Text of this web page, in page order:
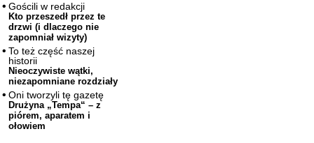
Gościli w redakcji
Kto przeszedł przez te
drzwi (i dlaczego nie
zapomniał wizyty)
To też część naszej
historii
Nieoczywiste wątki,
niezapomniane rozdziały
Oni tworzyli tę gazetę
Drużyna „Tempa“ – z
piórem, aparatem i
ołowiem